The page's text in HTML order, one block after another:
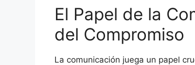
El Papel de la
del Compromiso
La comunicación juega un papel